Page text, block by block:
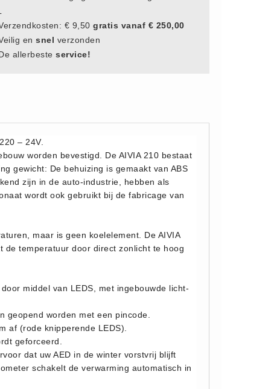
€ 9,50gratis vanaf € 250,00
ensnel verzonden
allerbesteservice!
– 24V.
worden bevestigd. De AIVIA 210 bestaat
gewicht: De behuizing is gemaakt van ABS
zijn in de auto-industrie, hebben als
wordt ook gebruikt bij de fabricage van
maar is geen koelelement. De AIVIA
de temperatuur door direct zonlicht te hoog
middel van LEDS, met ingebouwde licht-
geopend worden met een pincode.
af (rode knipperende LEDS).
geforceerd.
dat uw AED in de winter vorstvrij blijft
schakelt de verwarming automatisch in